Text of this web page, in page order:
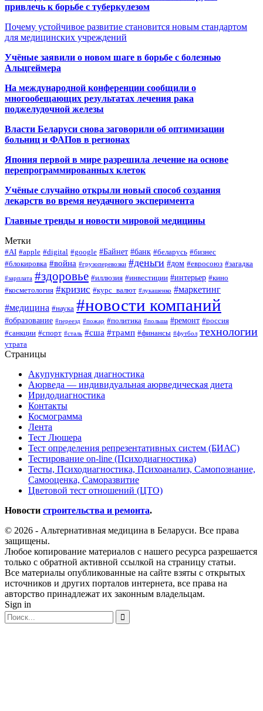
привлечь к борьбе с туберкулезом
Почему устойчивое развитие становится новым стандартом
для медицинских учреждений
Учёные заявили о новом шаге в борьбе с болезнью
Альцгеймера
На международной конференции сообщили о
многообещающих результатах лечения рака
поджелудочной железы
Власти Беларуси снова заговорили об оптимизации
больниц и ФАПов в регионах
Япония первой в мире разрешила лечение на основе
перепрограммированных клеток
Учёные случайно открыли новый способ создания
лекарств во время неудачного эксперимента
Главные тренды и новости мировой медицины
Метки
#AI #apple #digital #google #Байнет #банк #беларусь #бизнес
#блокировка #война #грузоперевозки #деньги #дом #евросоюз #загадка
#зарплата #здоровье #иллюзия #инвестиции #интерьер #кино
#косметология #кризис #курс_валют #лукашенко #маркетинг
#медицина #наука #новости компаний
#образование #переезд #пожар #политика #польша #ремонт #россия
#санкции #спорт #сталь #сша #трамп #финансы #футбол технологии
утрата
Страницы
Акупунктурная диагностика
Аюрведа — индивидуальная аюрведическая диета
Иридодиагностика
Контакты
Космограмма
Лента
Тест Люшера
Тест определения репрезентативных систем (БИАС)
Тестирование on-line (Психодиагностика)
Тесты, Психодиагностика, Психоанализ, Самопознание,
Самооценка, Саморазвитие
Цветовой тест отношений (ЦТО)
Новости строительства и ремонта.
© 2026 - Альтернативная медицина в Беларуси. Все права
защищены.
Любое копирование материалов с нашего ресурса разрешается
только с обратной активной ссылкой на страницу статьи.
Все материалы опубликованные на сайте взяты с открытых
источников и других порталов интернета, все права на
авторство принадлежат их законным владельцам.
Sign in